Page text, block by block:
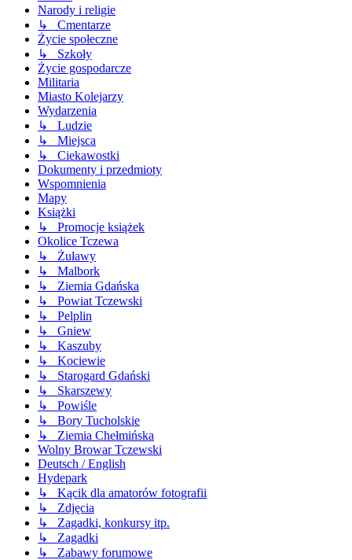
Narody i religie
↳ Cmentarze
Życie społeczne
↳ Szkoły
Życie gospodarcze
Militaria
Miasto Kolejarzy
Wydarzenia
↳ Ludzie
↳ Miejsca
↳ Ciekawostki
Dokumenty i przedmioty
Wspomnienia
Mapy
Książki
↳ Promocje książek
Okolice Tczewa
↳ Żuławy
↳ Malbork
↳ Ziemia Gdańska
↳ Powiat Tczewski
↳ Pelplin
↳ Gniew
↳ Kaszuby
↳ Kociewie
↳ Starogard Gdański
↳ Skarszewy
↳ Powiśle
↳ Bory Tucholskie
↳ Ziemia Chełmińska
Wolny Browar Tczewski
Deutsch / English
Hydepark
↳ Kącik dla amatorów fotografii
↳ Zdjęcia
↳ Zagadki, konkursy itp.
↳ Zagadki
↳ Zabawy forumowe